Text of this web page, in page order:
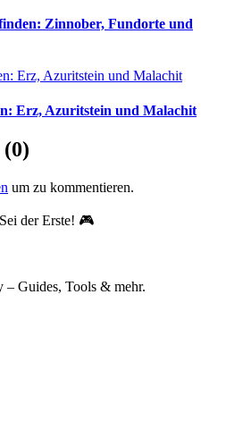
Zinnober, Fundorte und
Erz, Azuritstein und Malachit
(0)
um zu kommentieren.
der Erste! 🎮
Guides, Tools & mehr.